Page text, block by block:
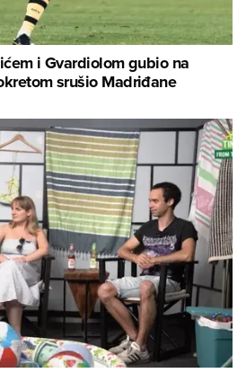
i Gvardiolom gubio na
srušio Madriđane